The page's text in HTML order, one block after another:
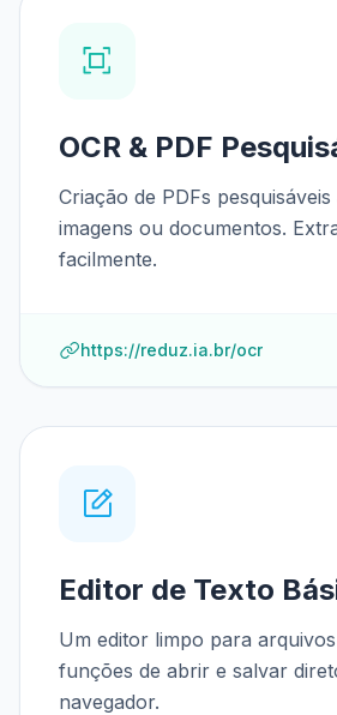
OCR & PDF
Criação de PDFs
imagens ou documentos.
facilmente.
https://reduz.ia.br/ocr
Editor de Texto
Um editor limpo para
funções de abrir e salvar
navegador.